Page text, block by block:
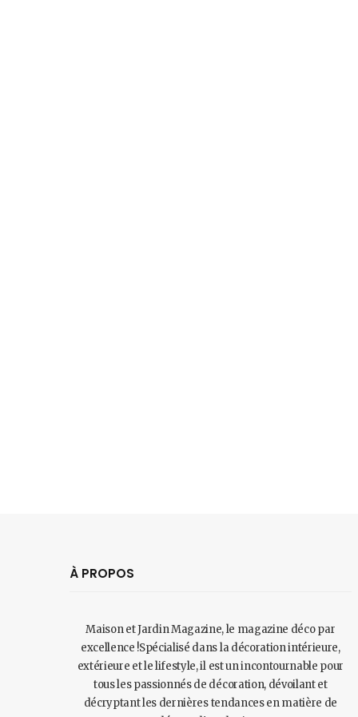
À PROPOS
Maison et Jardin Magazine, le magazine déco par
excellence !Spécialisé dans la décoration intérieure,
extérieure et le lifestyle, il est un incontournable pour
tous les passionnés de décoration, dévoilant et
décryptant les dernières tendances en matière de